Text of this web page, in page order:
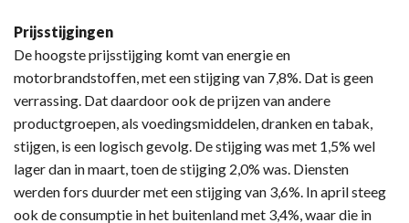
Prijsstijgingen
De hoogste prijsstijging komt van energie en
motorbrandstoffen, met een stijging van 7,8%. Dat is geen
verrassing. Dat daardoor ook de prijzen van andere
productgroepen, als voedingsmiddelen, dranken en tabak,
stijgen, is een logisch gevolg. De stijging was met 1,5% wel
lager dan in maart, toen de stijging 2,0% was. Diensten
werden fors duurder met een stijging van 3,6%. In april steeg
ook de consumptie in het buitenland met 3,4%, waar die in